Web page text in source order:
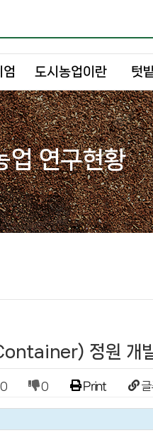
엄 도시농업이란 텃
업 연구현황
정원 개
0 0 Print 글